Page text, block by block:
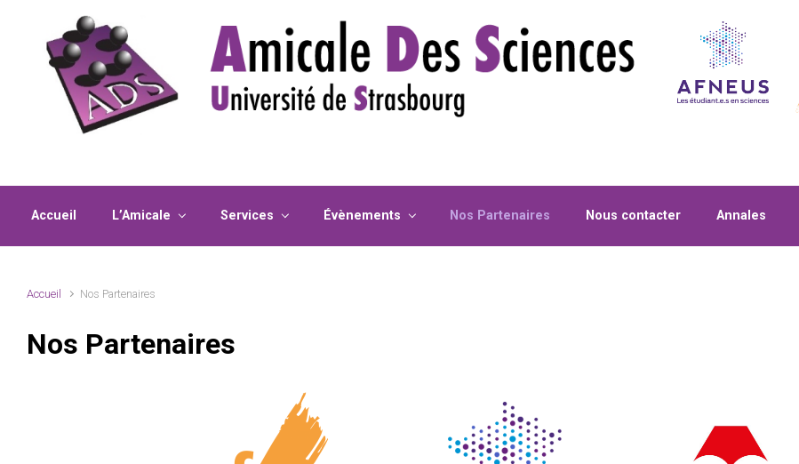
Skip to main content
Accueil L’Amicale Services Évènements Nos Partenaires Nous contacter Annales
Accueil Nos Partenaires
Nos Partenaires